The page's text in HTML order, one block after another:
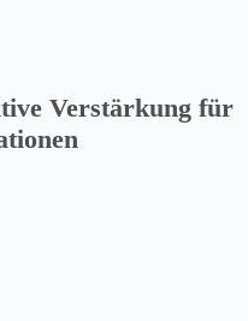
Verstärkung für